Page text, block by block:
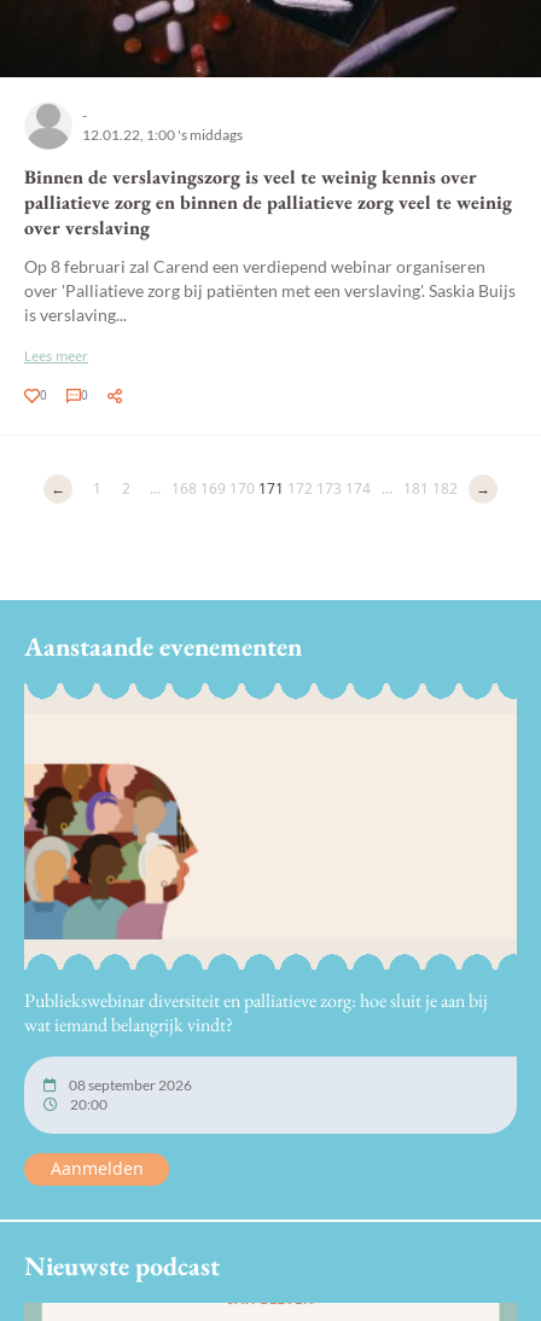
-
12.01.22, 1:00 's middags
Binnen de verslavingszorg is veel te weinig kennis over
palliatieve zorg en binnen de palliatieve zorg veel te weinig
over verslaving
Op 8 februari zal Carend een verdiepend webinar organiseren
over 'Palliatieve zorg bij patiënten met een verslaving'. Saskia Buijs
is verslaving...
Lees meer
0 0
← 1 2 ... 168 169 170 171 172 173 174 ... 181 182 →
Aanstaande evenementen
Publiekswebinar diversiteit en palliatieve zorg: hoe sluit je aan bij
wat iemand belangrijk vindt?
08 september 2026
20:00
Aanmelden
Nieuwste podcast